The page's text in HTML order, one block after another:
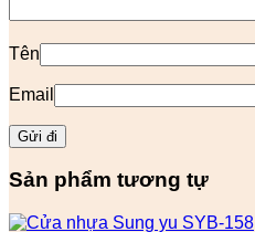
Tên
Email
Sản phẩm tương tự